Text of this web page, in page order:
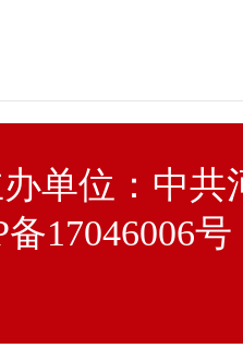
单位：中
17046006号